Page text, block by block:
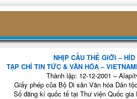
NHỊP CẦU THẾ GIỚI –
TẠP CHÍ TIN TỨC & VĂN HÓA –
Thành lập: 12-12-2001 –
Giấy phép của Bộ Di sản Văn hóa Dân
Số đăng kí quốc tế tại Thư viện Quốc gia